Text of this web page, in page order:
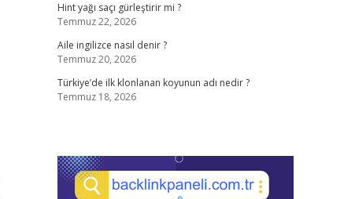
Hint yağı saçı gürleştirir mi ?
Temmuz 22, 2026
Aile ingilizce nasıl denir ?
Temmuz 20, 2026
Türkiye’de ilk klonlanan koyunun adı nedir ?
Temmuz 18, 2026